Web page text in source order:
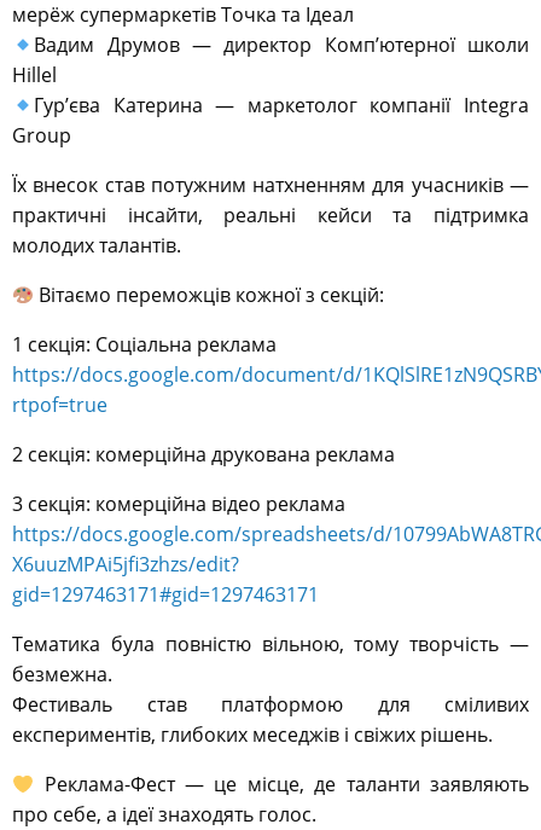
мерёж супермаркетів Точка та Ідеал
Вадим Друмов — директор Комп’ютерної школи
Hillel
Гур’єва Катерина — маркетолог компанії Integra
Group
Їх внесок став потужним натхненням для учасників —
практичні інсайти, реальні кейси та підтримка
молодих талантів.
Вітаємо переможців кожної з секцій:
1 секція: Соціальна реклама
https://docs.google.com/document/d/
rtpof=true
2 секція: комерційна друкована реклама
3 секція: комерційна відео реклама
https://docs.google.com/spreadsheets/d/
X6uuzMPAi5jfi3zhzs/edit?
gid=1297463171#gid=1297463171
Тематика була повністю вільною, тому творчість —
безмежна.
Фестиваль став платформою для сміливих
експериментів, глибоких меседжів і свіжих рішень.
Реклама-Фест — це місце, де таланти заявляють
про себе, а ідеї знаходять голос.